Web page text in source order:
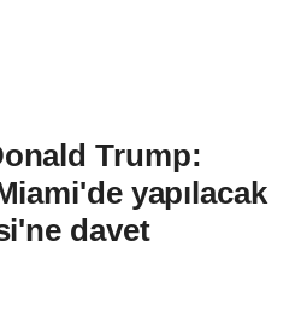
Trump:
yapılacak
davet